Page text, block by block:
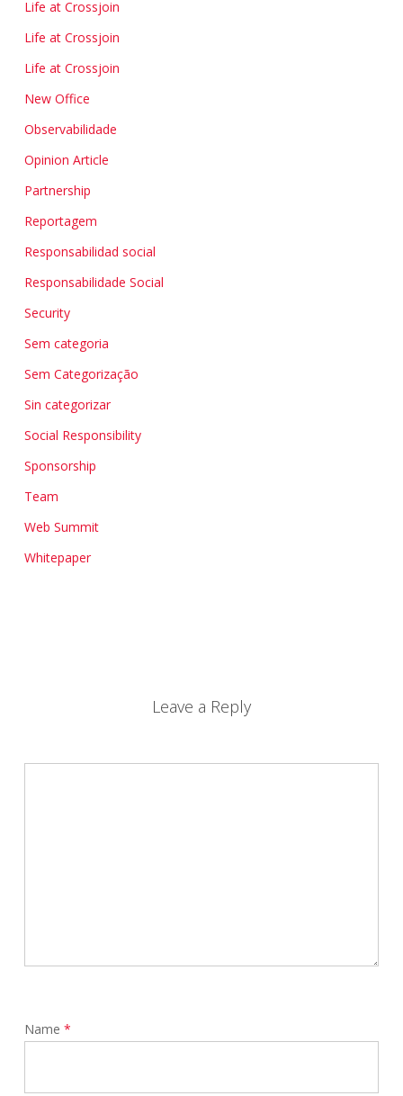
Life at Crossjoin
Life at Crossjoin
Life at Crossjoin
New Office
Observabilidade
Opinion Article
Partnership
Reportagem
Responsabilidad social
Responsabilidade Social
Security
Sem categoria
Sem Categorização
Sin categorizar
Social Responsibility
Sponsorship
Team
Web Summit
Whitepaper
Leave a Reply
Name *